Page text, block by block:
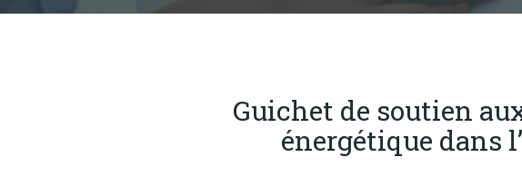
Guichet de soutien
énergétique dans